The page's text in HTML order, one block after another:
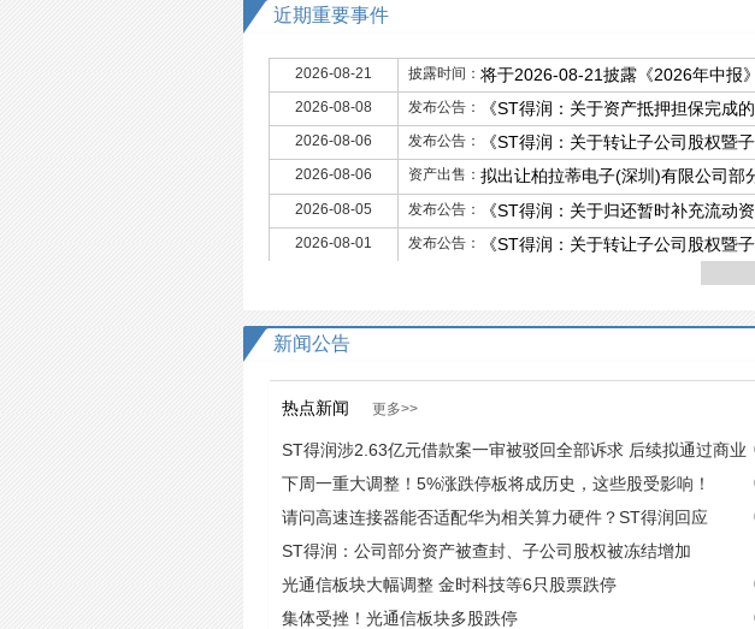
近期重要事件
2026-08-21 披露时间： 将于2026-08-21披露《2026年中报》
2026-08-08 发布公告： 《ST得润：关于资产抵押担保完成的
2026-08-06 发布公告： 《ST得润：关于转让子公司股权暨
2026-08-06 资产出售： 拟出让柏拉蒂电子(深圳)有限公司部
2026-08-05 发布公告： 《ST得润：关于归还暂时补充流动
2026-08-01 发布公告： 《ST得润：关于转让子公司股权暨
新闻公告
热点新闻 更多>>
ST得润涉2.63亿元借款案一审被驳回全部诉求 后续拟通过商业
谈判等方式追索
下周一重大调整！5%涨跌停板将成历史，这些股受影响！
请问高速连接器能否适配华为相关算力硬件？ST得润回应
ST得润：公司部分资产被查封、子公司股权被冻结增加
光通信板块大幅调整 金时科技等6只股票跌停
集体受挫！光通信板块多股跌停